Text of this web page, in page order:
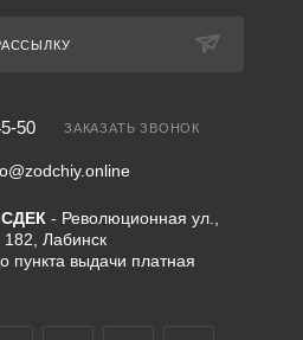
50 ЗАКАЗАТЬ ЗВОНОК
СДЕК - Революционная ул.,
182, Лабинск
пункта выдачи платная